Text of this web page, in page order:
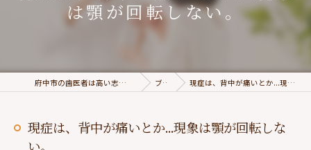
は顎が回転しない。
府中市の歯医者は高い志を持つこすが歯科医院 ブログ 現症は、背中が痛いとか...現象は顎が回転しない。
現症は、背中が痛いとか...現象は顎が回転しな